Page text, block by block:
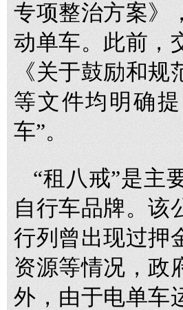
专项整治方案》
动单车。此前，
《关于鼓励和
等文件均明确
车”。
“租八戒”是主
自行车品牌。该
行列曾出现过押
资源等情况，政
外，由于电单车